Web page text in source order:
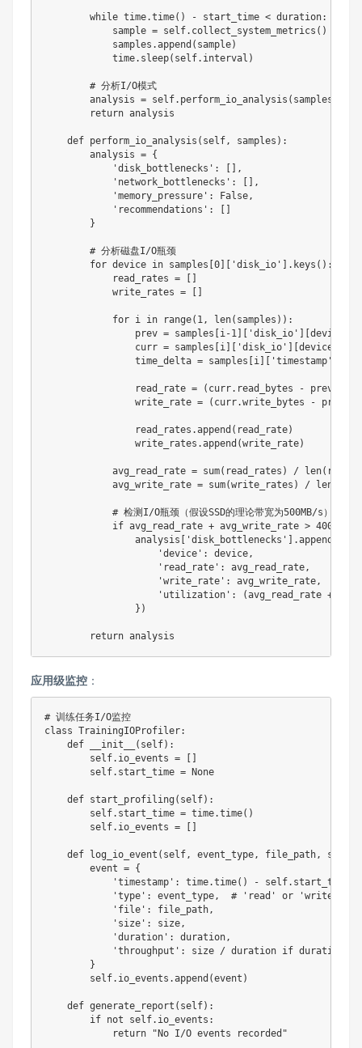
while time.time( ) - start_time < duration:
            sample
= self. collect_system_metrics ( )
            samples
.append ( sample)
            time
. sleep( self. interval )
# 分析I/O模式
        analysis
= self. perform_io_analysis ( samples
return analysis
def perform_io_analysis ( self, samples ) :
        analysis
= {
'disk_bottlenecks' :
,
'network_bottlenecks' :
,
'memory_pressure' : False,
'recommendations' :
}
# 分析磁盘I/O瓶颈
for device in samples 0 'disk_io' . keys ( ) :
            read_rates
=
            write_rates
=
for i in range( 1, len( samples ) ) :
                prev
= samples i-1 'disk_io' device
                curr
= samples i 'disk_io' device
                time_delta
= samples i 'timestamp'
                read_rate
= ( curr. read_bytes - prev
                write_rate
= ( curr.write_bytes - prev
                read_rates
.append ( read_rate)
                write_rates
.append (write_rate)
            avg_read_rate
= sum( read_rates ) / len(
            avg_write_rate
= sum(write_rates ) / len
# 检测I/O瓶颈（假设SSD的理论带宽为500MB/s）
if avg_read_rate + avg_write_rate > 400
                analysis
'disk_bottlenecks' .append
'device' : device,
'read_rate' : avg_read_rate,
'write_rate' : avg_write_rate,
'utilization' : (avg_read_rate +
} )
return
应用级监控 ：
# 训练任务I/O监控
class TrainingIOProfiler:
def
__init__ ( self) :
        self
. io_events =
        self
. start_time = None
def start_profiling ( self) :
        self
. start_time = time.time( )
        self
. io_events =
def log_io_event ( self, event_type, file_path, size
        event
= {
'timestamp' : time.time( ) - self. start_time
'type' : event_type,
# 'read' or 'write'
'file' : file_path,
'size' : size,
'duration' : duration,
'throughput' : size / duration if duration
}
        self
. io_events .append (event )
def generate_report ( self) :
if not self. io_events :
return
"No I/O events recorded"